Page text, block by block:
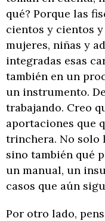
qué? Porque las
cientos y cientos
mujeres, niñas y
integradas esas
también en un
un instrumento.
trabajando. Creo
aportaciones que
trinchera. No solo
sino también qué
un manual, un
casos que aún
Por otro lado,